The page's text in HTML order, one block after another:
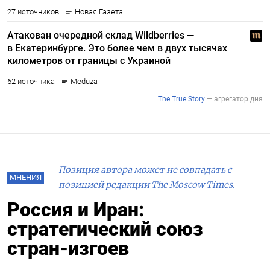
МНЕНИЯ
Позиция автора может не совпадать с
позицией редакции The Moscow Times.
Россия и Иран:
стратегический союз
стран-изгоев